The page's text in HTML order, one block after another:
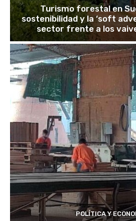
Turismo forestal en
sostenibilidad y la ‘soft
sector frente a los
POLÍTICA Y